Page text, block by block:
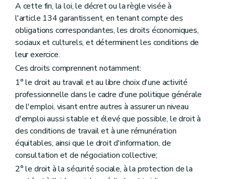
A cette fin, la loi, le décret ou la règle visée à
l'article 134 garantissent, en tenant compte des
obligations correspondantes, les droits économiques,
sociaux et culturels, et déterminent les conditions de
leur exercice.
Ces droits comprennent notamment:
1° le droit au travail et au libre choix d'une activité
professionnelle dans le cadre d'une politique générale
de l'emploi, visant entre autres à assurer un niveau
d'emploi aussi stable et élevé que possible, le droit à
des conditions de travail et à une rémunération
équitables, ainsi que le droit d'information, de
consultation et de négociation collective;
2° le droit à la sécurité sociale, à la protection de la